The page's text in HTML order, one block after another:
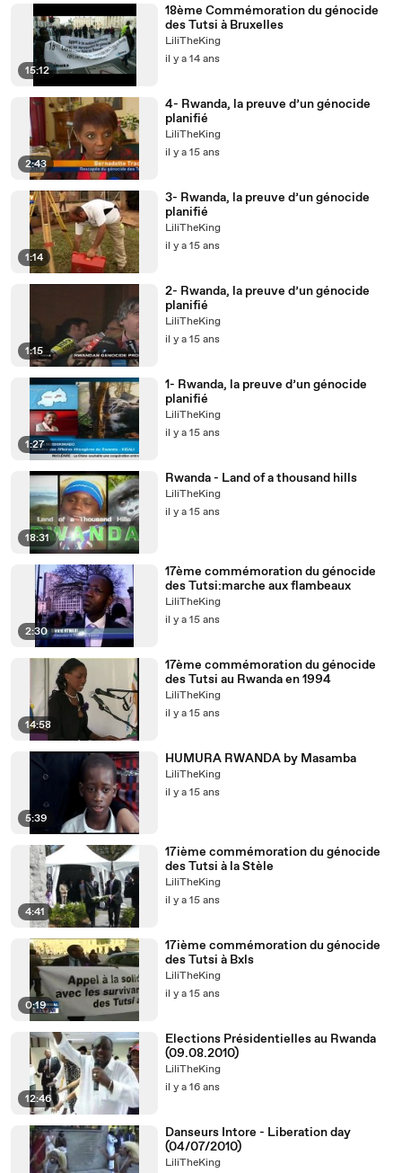
15:12
18ème Commémoration du génocide
des Tutsi à Bruxelles
LiliTheKing
il y a 14 ans
2:43
4- Rwanda, la preuve d’un génocide
planifié
LiliTheKing
il y a 15 ans
1:14
3- Rwanda, la preuve d’un génocide
planifié
LiliTheKing
il y a 15 ans
1:15
2- Rwanda, la preuve d’un génocide
planifié
LiliTheKing
il y a 15 ans
1:27
1- Rwanda, la preuve d’un génocide
planifié
LiliTheKing
il y a 15 ans
18:31
Rwanda - Land of a thousand hills
LiliTheKing
il y a 15 ans
2:30
17ème commémoration du génocide
des Tutsi:marche aux flambeaux
LiliTheKing
il y a 15 ans
14:58
17ème commémoration du génocide
des Tutsi au Rwanda en 1994
LiliTheKing
il y a 15 ans
5:39
HUMURA RWANDA by Masamba
LiliTheKing
il y a 15 ans
4:41
17ième commémoration du génocide
des Tutsi à la Stèle
LiliTheKing
il y a 15 ans
0:19
17ième commémoration du génocide
des Tutsi à Bxls
LiliTheKing
il y a 15 ans
12:46
Elections Présidentielles au Rwanda
(09.08.2010)
LiliTheKing
il y a 16 ans
Danseurs Intore - Liberation day
(04/07/2010)
LiliTheKing